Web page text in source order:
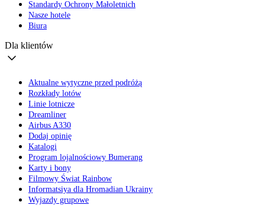
Standardy Ochrony Małoletnich
Nasze hotele
Biura
Dla klientów
Aktualne wytyczne przed podróżą
Rozkłady lotów
Linie lotnicze
Dreamliner
Airbus A330
Dodaj opinię
Katalogi
Program lojalnościowy Bumerang
Karty i bony
Filmowy Świat Rainbow
Informatsiya dla Hromadian Ukrainy
Wyjazdy grupowe